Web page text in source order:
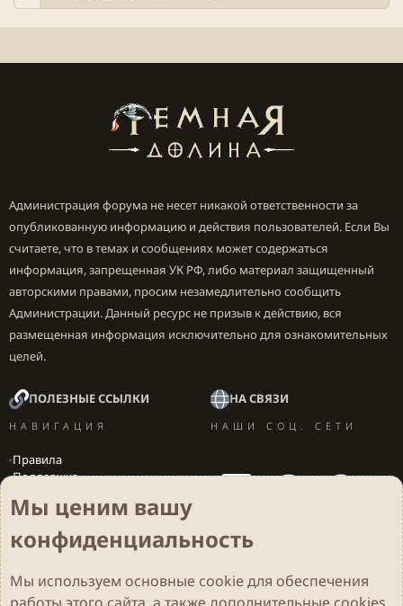
Администрация форума не несет никакой ответственности за
опубликованную информацию и действия пользователей. Если Вы
считаете, что в темах и сообщениях может содержаться
информация, запрещенная УК РФ, либо материал защищенный
авторскими правами, просим незамедлительно сообщить
Администрации. Данный ресурс не призыв к действию, вся
размещенная информация исключительно для ознакомительных
целей.
ПОЛЕЗНЫЕ ССЫЛКИ
НАВИГАЦИЯ
Правила
Поддержка
Локализация игр
НА СВЯЗИ
НАШИ СОЦ. СЕТИ
Cookies Darkdale - Основа [v.2.3.2 rc1] 🔥
Русский (RU)
Мы ценим вашу
конфиденциальность
Мы используем основные cookieдля обеспечения